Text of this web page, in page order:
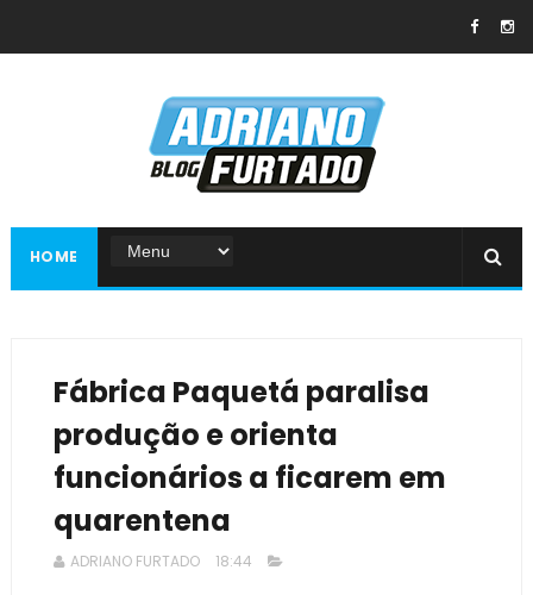
HOME
Fábrica Paquetá paralisa
produção e orienta
funcionários a ficarem em
quarentena
ADRIANO FURTADO 18:44